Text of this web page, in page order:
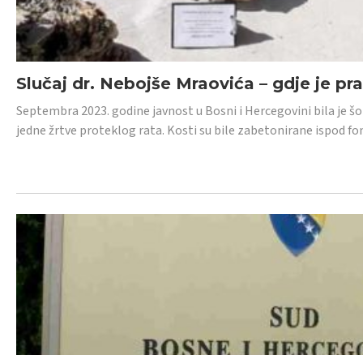
Slučaj dr. Nebojše Mraovića – gdje je
Septembra 2023. godine javnost u Bosni i Hercegovini bila je
jedne žrtve proteklog rata. Kosti su bile zabetonirane ispod